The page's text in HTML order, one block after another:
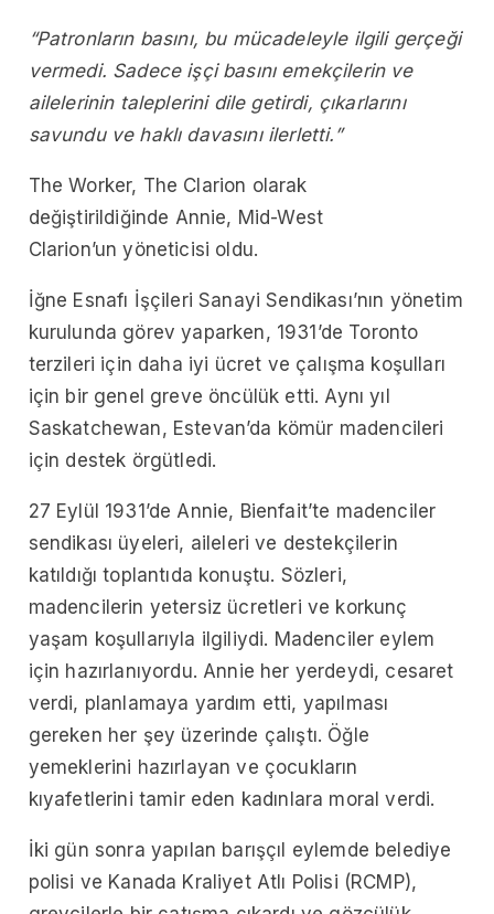
“Patronların basını, bu mücadeleyle ilgili gerçeği
vermedi. Sadece işçi basını emekçilerin ve
ailelerinin taleplerini dile getirdi, çıkarlarını
savundu ve haklı davasını ilerletti.”
The Worker, The Clarion olarak
değiştirildiğinde Annie, Mid-West
Clarion’un yöneticisi oldu.
İğne Esnafı İşçileri Sanayi Sendikası’nın yönetim
kurulunda görev yaparken, 1931’de Toronto
terzileri için daha iyi ücret ve çalışma koşulları
için bir genel greve öncülük etti. Aynı yıl
Saskatchewan, Estevan’da kömür madencileri
için destek örgütledi.
27 Eylül 1931’de Annie, Bienfait’te madenciler
sendikası üyeleri, aileleri ve destekçilerin
katıldığı toplantıda konuştu. Sözleri,
madencilerin yetersiz ücretleri ve korkunç
yaşam koşullarıyla ilgiliydi. Madenciler eylem
için hazırlanıyordu. Annie her yerdeydi, cesaret
verdi, planlamaya yardım etti, yapılması
gereken her şey üzerinde çalıştı. Öğle
yemeklerini hazırlayan ve çocukların
kıyafetlerini tamir eden kadınlara moral verdi.
İki gün sonra yapılan barışçıl eylemde belediye
polisi ve Kanada Kraliyet Atlı Polisi (RCMP),